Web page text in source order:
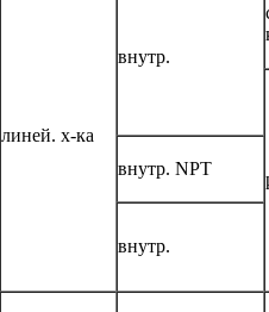
линей. х-ка
внутр.
внутр. NPT
внутр.